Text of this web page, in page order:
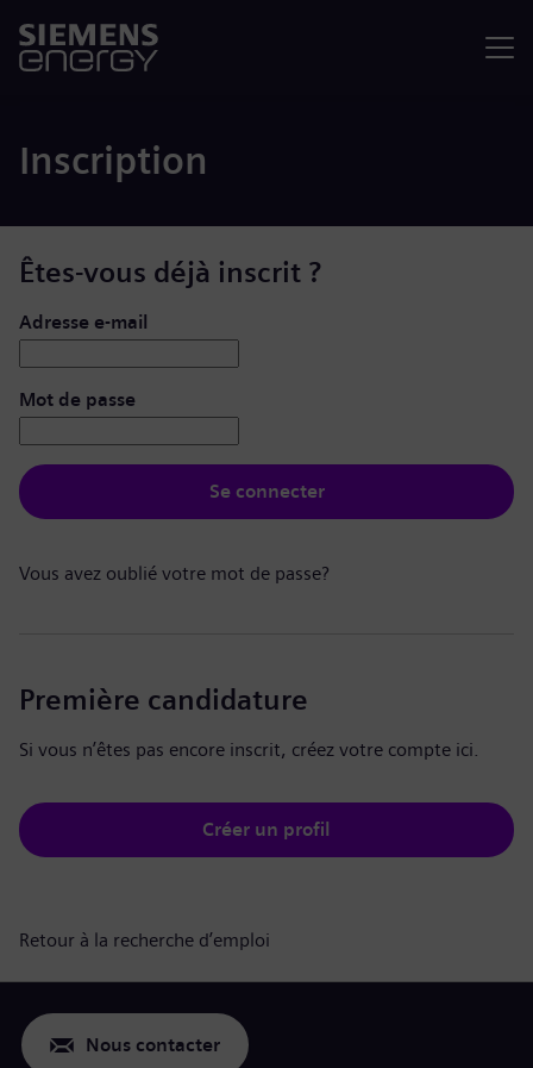
Inscription
Êtes-vous déjà inscrit ?
Se connecter : nom d’utilisateur et mot de passe
Adresse e-mail
Mot de passe
Se connecter
Vous avez oublié votre mot de passe?
Première candidature
Si vous n’êtes pas encore inscrit, créez votre compte ici.
Créer un profil
Retour à la recherche d’emploi
Nous contacter